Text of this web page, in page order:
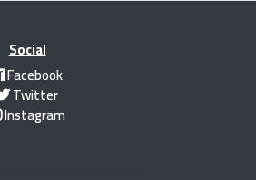
Social
Facebook
Twitter
Instagram